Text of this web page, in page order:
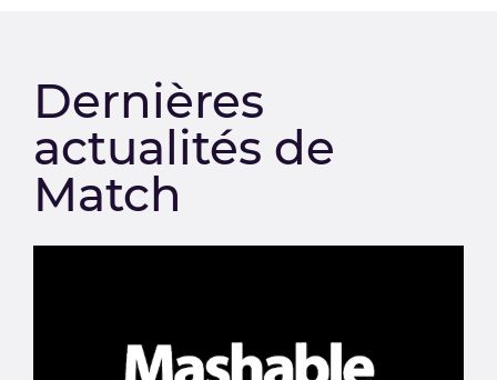
Dernières
actualités de
Match